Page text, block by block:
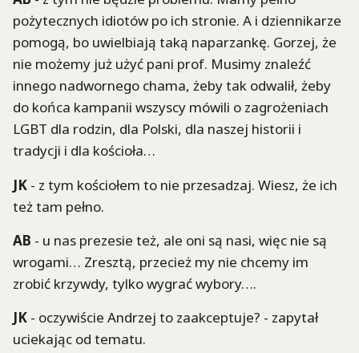
pożytecznych idiotów po ich stronie. A i dziennikarze
pomogą, bo uwielbiają taką naparzankę. Gorzej, że
nie możemy już użyć pani prof. Musimy znaleźć
innego nadwornego chama, żeby tak odwalił, żeby
do końca kampanii wszyscy mówili o zagrożeniach
LGBT dla rodzin, dla Polski, dla naszej historii i
tradycji i dla kościoła…
JK - z tym kościołem to nie przesadzaj. Wiesz, że ich
też tam pełno.
AB - u nas prezesie też, ale oni są nasi, więc nie są
wrogami… Zresztą, przecież my nie chcemy im
zrobić krzywdy, tylko wygrać wybory….
JK - oczywiście Andrzej to zaakceptuje? - zapytał
uciekając od tematu.